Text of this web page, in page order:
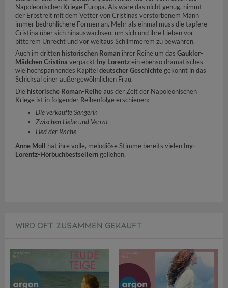
Napoleonischen Kriege Europa. Als wäre das nicht genug, nimmt
der Erbstreit mit dem Vetter von Cristinas verstorbenem Mann
immer bedrohlichere Formen an. Mehr als einmal muss die tapfere
Cristina über sich hinauswachsen, um sich und ihre Lieben vor
bitterem Unrecht und vor weitaus Schlimmerem zu bewahren.
Auch im dritten historischen Roman ihrer Reihe um das Gaukler-
Mädchen Cristina verpackt Iny Lorentzein ebenso dramatisches
wie hochspannendes Kapitel deutscher Geschichtegekonnt in das
Schicksal einer außergewöhnlichen Frau.
Die historische Roman-Reiheaus der Zeit der Napoleonischen
Kriege ist in folgender Reihenfolge erschienen:
Die verkaufte Sängerin
Zwischen Liebe und Verrat
Lied der Rache
Anne Moll hat ihre volle, melodiöse Stimme bereits vielen Iny-
Lorentz-Hörbuchbestsellerngeliehen.
WIRD OFT ZUSAMMEN GEKAUFT